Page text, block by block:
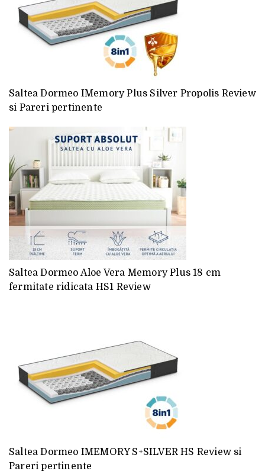
Saltea Dormeo IMemory Plus Silver Propolis Review
si Pareri pertinente
Saltea Dormeo Aloe Vera Memory Plus 18 cm
fermitate ridicata HS1 Review
Saltea Dormeo IMEMORY S+SILVER HS Review si
Pareri pertinente